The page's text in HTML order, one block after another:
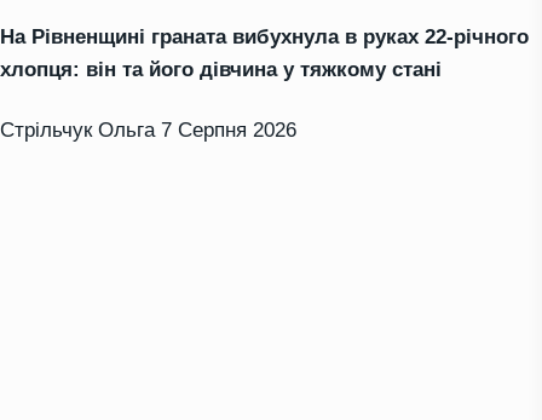
На Рівненщині граната вибухнула в руках 22-річного
хлопця: він та його дівчина у тяжкому стані
Стрільчук Ольга 7 Серпня 2026